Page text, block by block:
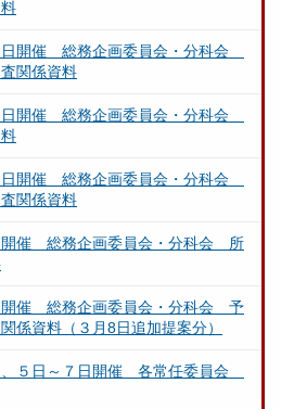
日開催 総務企画委員会・分科会
関係資料
日開催 総務企画委員会・分科会
日開催 総務企画委員会・分科会
関係資料
開催 総務企画委員会・分科会 所
開催 総務企画委員会・分科会 予
係資料（３月8日追加提案分）
、５日～７日開催 各常任委員会